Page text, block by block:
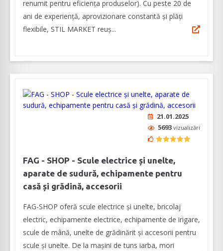
renumit pentru eficiența produselor). Cu peste 20 de
ani de experiență, aprovizionare constantă și plăți
flexibile, STIL MARKET reuș...
21.01.2025
5693 vizualizări
FAG - SHOP - Scule electrice și unelte,
aparate de sudură, echipamente pentru
casă și grădină, accesorii
FAG-SHOP oferă scule electrice și unelte, bricolaj
electric, echipamente electrice, echipamente de irigare,
scule de mână, unelte de grădinărit și accesorii pentru
scule și unelte. De la mașini de tuns iarba, mori